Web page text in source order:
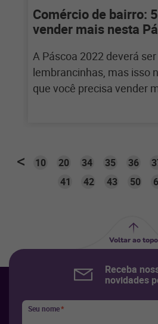
Comércio de bairro:
vender mais nesta
A Páscoa 2022 deverá
lembrancinhas, mas isso
que você precisa vender
10 20 34 35 36
41
42 43 50
Voltar ao topo
Receba
novidades
Seu nome*